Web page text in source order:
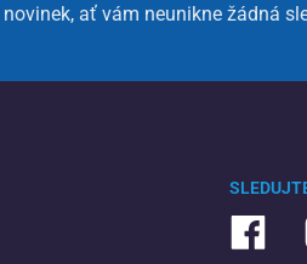
ať vám neunikne žádná